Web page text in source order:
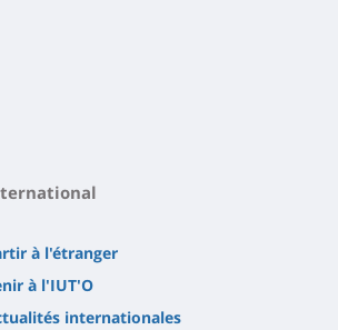
à l'étranger
à l'IUT'O
internationales